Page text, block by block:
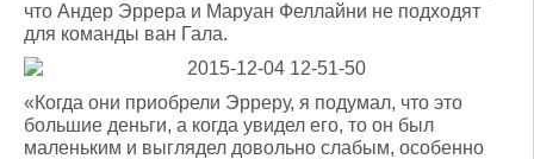
что Андер Эррера и Маруан Феллайни не подходят
для команды ван Гала.
«Когда они приобрели Эрреру, я подумал, что это
большие деньги, а когда увидел его, то он был
маленьким и выглядел довольно слабым, особенно